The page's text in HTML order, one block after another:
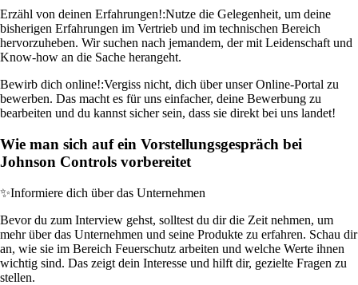
Erzähl von deinen Erfahrungen!:Nutze die Gelegenheit, um deine
bisherigen Erfahrungen im Vertrieb und im technischen Bereich
hervorzuheben. Wir suchen nach jemandem, der mit Leidenschaft und
Know-how an die Sache herangeht.
Bewirb dich online!:Vergiss nicht, dich über unser Online-Portal zu
bewerben. Das macht es für uns einfacher, deine Bewerbung zu
bearbeiten und du kannst sicher sein, dass sie direkt bei uns landet!
Wie man sich auf ein Vorstellungsgespräch bei
Johnson Controls vorbereitet
✨Informiere dich über das Unternehmen
Bevor du zum Interview gehst, solltest du dir die Zeit nehmen, um
mehr über das Unternehmen und seine Produkte zu erfahren. Schau dir
an, wie sie im Bereich Feuerschutz arbeiten und welche Werte ihnen
wichtig sind. Das zeigt dein Interesse und hilft dir, gezielte Fragen zu
stellen.